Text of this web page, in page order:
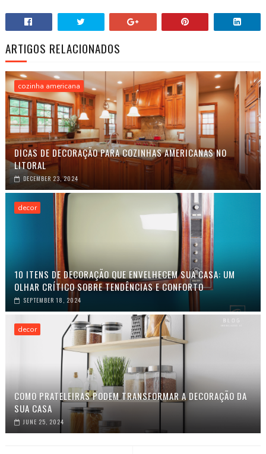
ARTIGOS RELACIONADOS
cozinha americana
DICAS DE DECORAÇÃO PARA COZINHAS AMERICANAS NO
LITORAL
DECEMBER 23, 2024
decor
10 ITENS DE DECORAÇÃO QUE ENVELHECEM SUA CASA: UM
OLHAR CRÍTICO SOBRE TENDÊNCIAS E CONFORTO
SEPTEMBER 18, 2024
decor
COMO PRATELEIRAS PODEM TRANSFORMAR A DECORAÇÃO DA
SUA CASA
JUNE 25, 2024